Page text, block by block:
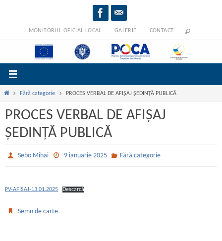
MONITORUL OFICIAL LOCAL GALERIE CONTACT
PrimaFără categorie PROCES VERBAL DE AFIȘAJ ȘEDINȚĂ PUBLICĂ
PROCES VERBAL DE AFIȘAJ
ȘEDINȚĂ PUBLICĂ
Sebo Mihai 9 ianuarie 2025 Fără categorie
PV-AFISAJ-13.01.2025 Descarcă
Semn de carte.